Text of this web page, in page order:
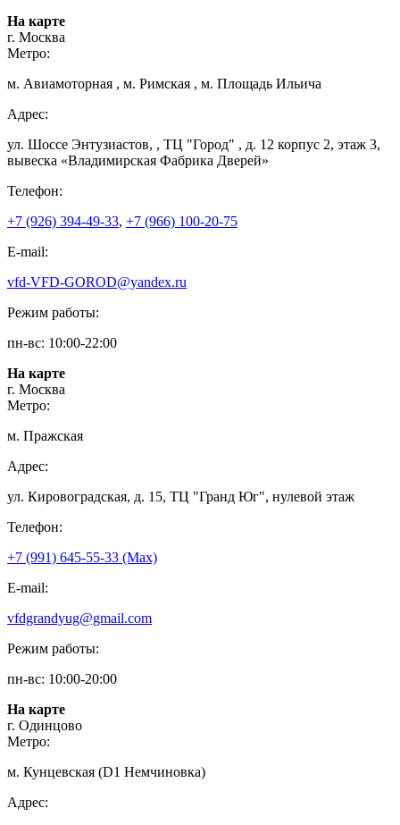
На карте
г. Москва
Метро:
м. Авиамоторная , м. Римская , м. Площадь Ильича
Адрес:
ул. Шоссе Энтузиастов, , ТЦ "Город" , д. 12 корпус 2, этаж 3,
вывеска «Владимирская Фабрика Дверей»
Телефон:
+7 (926) 394-49-33, +7 (966) 100-20-75
E-mail:
vfd-VFD-GOROD@yandex.ru
Режим работы:
пн-вс: 10:00-22:00
На карте
г. Москва
Метро:
м. Пражская
Адрес:
ул. Кировоградская, д. 15, ТЦ "Гранд Юг", нулевой этаж
Телефон:
+7 (991) 645-55-33 (Мах)
E-mail:
vfdgrandyug@gmail.com
Режим работы:
пн-вс: 10:00-20:00
На карте
г. Одинцово
Метро:
м. Кунцевская (D1 Немчиновка)
Адрес: